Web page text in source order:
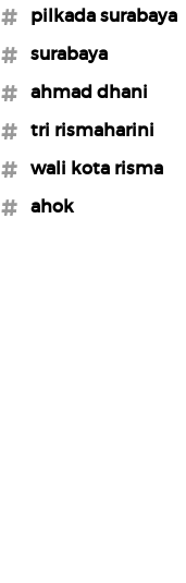
#pilkada surabaya
#surabaya
#ahmad dhani
#tri rismaharini
#wali kota risma
#ahok